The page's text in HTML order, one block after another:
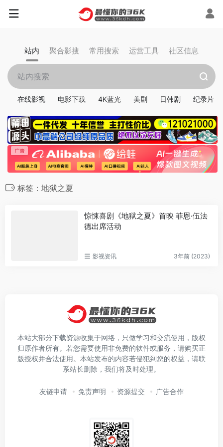
站内 聚合影搜 常用搜索 运营工具 社区信息
在线影视 电影下载 4K蓝光 美剧 日韩剧 纪录片
标签：地狱之夏
惊悚喜剧《地狱之夏》首映 菲恩·伍法
德出席活动
影视资讯 3年前 (2023)
本站大部分下载资源收集于网络，只做学习和交流使用，版权
归原作者所有。若您需要使用非免费的软件或服务，请购买正
版授权并合法使用。本站发布的内容若侵犯到您的权益，请联
系站长删除，我们将及时处理。
友链申请 免责声明 资源提交 广告合作